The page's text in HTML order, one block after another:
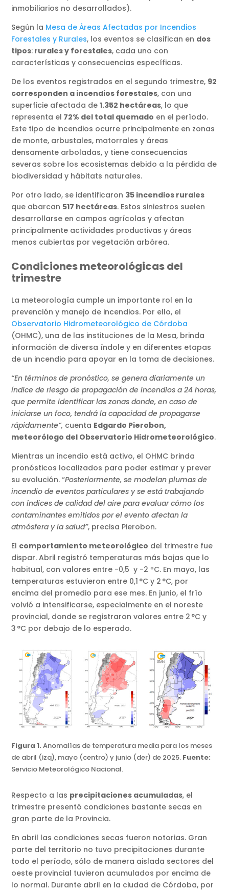
inmobiliarios no desarrollados).
Según la Mesa de Áreas Afectadas por Incendios
Forestales y Rurales, los eventos se clasifican en dos
tipos: rurales y forestales, cada uno con
características y consecuencias específicas.
De los eventos registrados en el segundo trimestre, 92
corresponden a incendios forestales, con una
superficie afectada de1.352 hectáreas, lo que
representa el 72% del total quemado en el período.
Este tipo de incendios ocurre principalmente en zonas
de monte, arbustales, matorrales y áreas
densamente arboladas, y tiene consecuencias
severas sobre los ecosistemas debido a la pérdida de
biodiversidad y hábitats naturales.
Por otro lado, se identificaron 35 incendios rurales
que abarcan 517 hectáreas. Estos siniestros suelen
desarrollarse en campos agrícolas y afectan
principalmente actividades productivas y áreas
menos cubiertas por vegetación arbórea.
Condiciones meteorológicas del
trimestre
La meteorología cumple un importante rol en la
prevención y manejo de incendios. Por ello, el
Observatorio Hidrometeorológico de Córdoba
(OHMC), una de las instituciones de la Mesa, brinda
información de diversa índole y en diferentes etapas
de un incendio para apoyar en la toma de decisiones.
“En términos de pronóstico, se genera diariamente un
índice de riesgo de propagación de incendios a 24 horas,
que permite identificar las zonas donde, en caso de
iniciarse un foco, tendrá la capacidad de propagarse
rápidamente”, cuenta Edgardo Pierobon,
meteorólogo del Observatorio Hidrometeorológico.
Mientras un incendio está activo, el OHMC brinda
pronósticos localizados para poder estimar y prever
su evolución. “Posteriormente, se modelan plumas de
incendio de eventos particulares y se está trabajando
con índices de calidad del aire para evaluar cómo los
contaminantes emitidos por el evento afectan la
atmósfera y la salud”, precisa Pierobon.
El comportamiento meteorológico del trimestre fue
dispar. Abril registró temperaturas más bajas que lo
habitual, con valores entre -0,5 y -2 ºC. En mayo, las
temperaturas estuvieron entre 0,1 °C y 2 °C, por
encima del promedio para ese mes. En junio, el frío
volvió a intensificarse, especialmente en el noreste
provincial, donde se registraron valores entre 2 °C y
3 °C por debajo de lo esperado.
Figura 1. Anomalías de temperatura media para los meses
de abril (izq), mayo (centro) y junio (der) de 2025. Fuente:
Servicio Meteorológico Nacional.
Respecto a las precipitaciones acumuladas, el
trimestre presentó condiciones bastante secas en
gran parte de la Provincia.
En abril las condiciones secas fueron notorias. Gran
parte del territorio no tuvo precipitaciones durante
todo el período, sólo de manera aislada sectores del
oeste provincial tuvieron acumulados por encima de
lo normal. Durante abril en la ciudad de Córdoba, por